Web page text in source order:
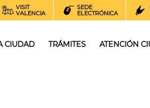
VISIT
VALENCIA
SEDE
ELECTRÓNICA
CIUDAD TRÁMITES ATENCIÓN